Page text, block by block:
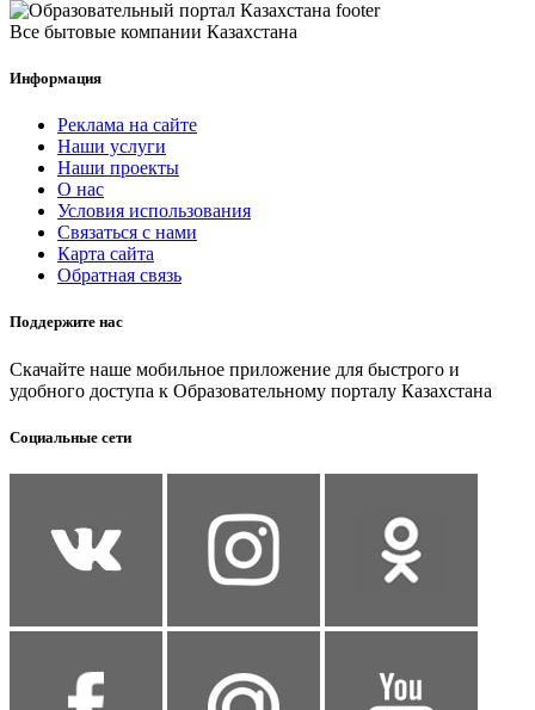
Все бытовые компании Казахстана
Информация
Реклама на сайте
Наши услуги
Наши проекты
О нас
Условия использования
Связаться с нами
Карта сайта
Обратная связь
Поддержите нас
Скачайте наше мобильное приложение для быстрого и
удобного доступа к Образовательному порталу Казахстана
Социальные сети